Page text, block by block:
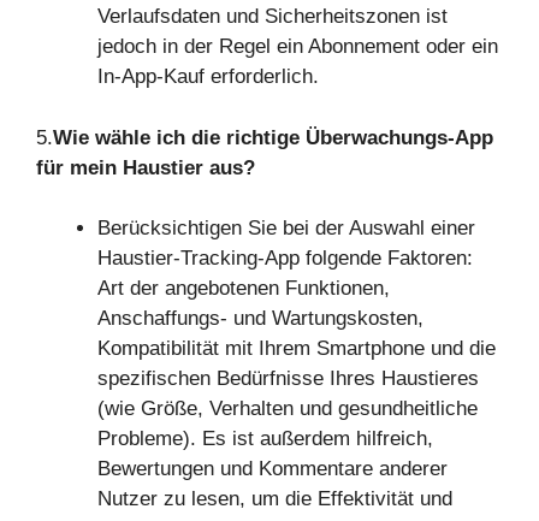
Verlaufsdaten und Sicherheitszonen ist
jedoch in der Regel ein Abonnement oder ein
In-App-Kauf erforderlich.
5.Wie wähle ich die richtige Überwachungs-App
für mein Haustier aus?
Berücksichtigen Sie bei der Auswahl einer
Haustier-Tracking-App folgende Faktoren:
Art der angebotenen Funktionen,
Anschaffungs- und Wartungskosten,
Kompatibilität mit Ihrem Smartphone und die
spezifischen Bedürfnisse Ihres Haustieres
(wie Größe, Verhalten und gesundheitliche
Probleme). Es ist außerdem hilfreich,
Bewertungen und Kommentare anderer
Nutzer zu lesen, um die Effektivität und